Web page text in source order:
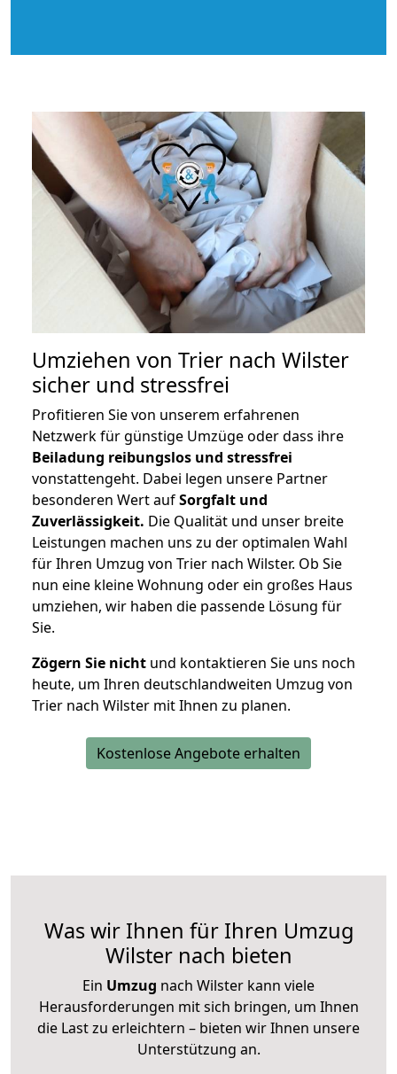
Umziehen von Trier nach Wilster
sicher und stressfrei
Profitieren Sie von unserem erfahrenen
Netzwerk für günstige Umzüge oder dass ihre
Beiladung reibungslos und stressfrei
vonstattengeht. Dabei legen unsere Partner
besonderen Wert aufSorgfalt und
Zuverlässigkeit. Die Qualität und unser breite
Leistungen machen uns zu der optimalen Wahl
für Ihren Umzug von Trier nach Wilster. Ob Sie
nun eine kleine Wohnung oder ein großes Haus
umziehen, wir haben die passende Lösung für
Sie.
Zögern Sie nicht und kontaktieren Sie uns noch
heute, um Ihren deutschlandweiten Umzug von
Trier nach Wilster mit Ihnen zu planen.
Kostenlose Angebote erhalten
Was wir Ihnen für Ihren Umzug
Wilster nach bieten
Ein Umzug nach Wilster kann viele
Herausforderungen mit sich bringen, um Ihnen
die Last zu erleichtern – bieten wir Ihnen unsere
Unterstützung an.